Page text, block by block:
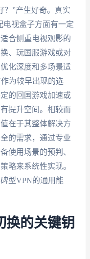
？”产生好奇。真实
视盒子方面有一定
合侧重电视观影的
、玩国服游戏或对
化深度和多场景适
为较早出现的选
的回国游戏加速或
提升空间。相较而
在于其整体解决方
的需求，通过专业
使用场景的预判、
略来系统性实现。
型VPN的通用能
换的关键钥